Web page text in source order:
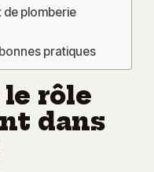
de plomberie
pratiques
rôle
dans